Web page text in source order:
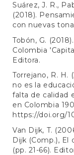
Suárez, J. R.,
(2018).
con nuevas
Tobón, G.
Colombia
Editora.
Torrejano, R. H.
no es la
falta de calidad
en Colombia
https://doi.org/
Van Dijk, T.
Dijk (Comp.), El
(pp. 21-66).